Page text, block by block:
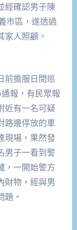
經確認男子陳
市區，遂透過
人照顧。
前擔服日間巡
報，有民眾報
近有一名可疑
路邊停放的車
現場，果然發
男子一看到警
，一開始警方
財物，經與男
題。